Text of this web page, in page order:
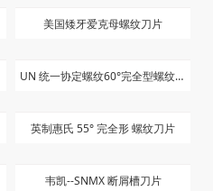
美国矮牙爱克母螺纹刀片
UN 统一协定螺纹60°完全型螺纹刀
英制惠氏 55° 完全形 螺纹刀片
韦凯--SNMX 断屑槽刀片